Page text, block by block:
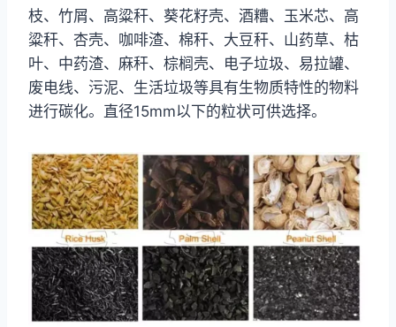
枝、竹屑、高粱秆、葵花籽壳、酒糟、玉米芯、高
粱秆、杏壳、咖啡渣、棉秆、大豆秆、山药草、枯
叶、中药渣、麻秆、棕榈壳、电子垃圾、易拉罐、
废电线、污泥、生活垃圾等具有生物质特性的物料
进行碳化。直径15mm以下的粒状可供选择。